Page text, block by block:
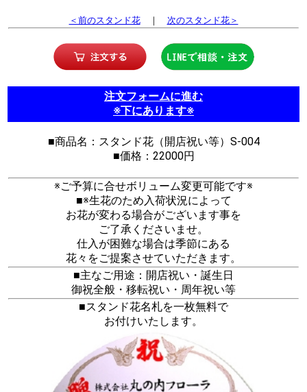
＜前のスタンド花｜ 次のスタンド花＞
注文フォームに進む
※下にあります※
■商品名：スタンド花（開店祝い等）S-004
■価格：22000円
※ご予算に合せボリューム変更可能です※
■※生花のため入荷状況によって
お花が変わる場合がございます事を
ご了承くださいませ。
仕入が困難な場合は季節にある
花々をご提案させていただきます。
■主なご用途：開店祝い・誕生日
御祝全般・移転祝い・周年祝い等
■スタンド花名札を一枚無料で
お付けいたします。